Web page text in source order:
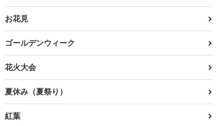
お花見
ゴールデンウィーク
花火大会
夏休み（夏祭り）
紅葉